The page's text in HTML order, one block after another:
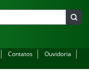
Contatos
Ouvidoria